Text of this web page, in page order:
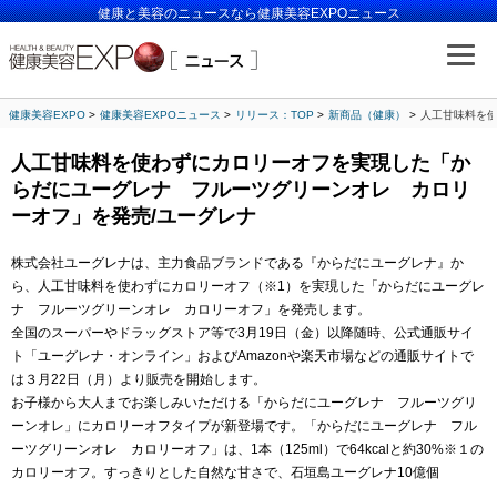
健康と美容のニュースなら健康美容EXPOニュース
健康美容EXPO 健康美容EXPOニュース リリース：TOP 新商品（健康） 人工甘味料を
人工甘味料を使わずにカロリーオフを実現した「か
らだにユーグレナ フルーツグリーンオレ カロリ
ーオフ」を発売/ユーグレナ
株式会社ユーグレナは、主力食品ブランドである『からだにユーグレナ』か
ら、人工甘味料を使わずにカロリーオフ（※1）を実現した「からだにユーグレ
ナ フルーツグリーンオレ カロリーオフ」を発売します。
全国のスーパーやドラッグストア等で3月19日（金）以降随時、公式通販サイ
ト「ユーグレナ・オンライン」およびAmazonや楽天市場などの通販サイトで
は３月22日（月）より販売を開始します。
お子様から大人までお楽しみいただける「からだにユーグレナ フルーツグリ
ーンオレ」にカロリーオフタイプが新登場です。「からだにユーグレナ フル
ーツグリーンオレ カロリーオフ」は、1本（125ml）で64kcalと約30%※１の
カロリーオフ。すっきりとした自然な甘さで、石垣島ユーグレナ10億個